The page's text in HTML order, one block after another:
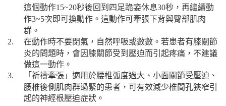
這個動作15~20秒後回到四足跪姿休息30秒，再繼續動
作3~5次即可換動作。這動作可牽張下背與臀部肌肉
群。
2.
在動作時不要閉氣，自然呼吸或數數。若患者有膝關節
炎的問題時，會因膝關節受到壓迫而引起疼痛，不建議
做這一動作。
3.
「祈禱牽張」適用於腰椎弧度過大、小面關節受壓迫、
腰椎後側肌肉群過緊的患者，可有效減少椎間孔狹窄引
起的神經根壓迫症狀。